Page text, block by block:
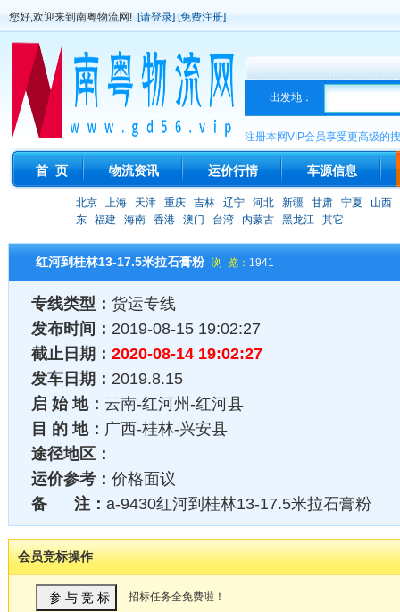
您好,欢迎来到南粤物流网! [请登录] [免费注册]
出发地：
注册本网VIP会员享受更高级的
首 页 物流资讯 运价行情 车源信息
北京 上海 天津 重庆 吉林 辽宁 河北 新疆 甘肃 宁夏
山西
东
福建 海南 香港 澳门 台湾 内蒙古 黑龙江 其它
红河到桂林13-17.5米拉石膏粉 浏 览： 1941
专线类型： 货运专线
发布时间： 2019-08-15 19:02:27
截止日期： 2020-08-14 19:02:27
发车日期： 2019.8.15
启 始 地： 云南-红河州-红河县
目 的 地： 广西-桂林-兴安县
途径地区：
运价参考： 价格面议
备 注： a-9430红河到桂林13-17.5米拉石膏粉
会员竞标操作
招标任务全免费啦！